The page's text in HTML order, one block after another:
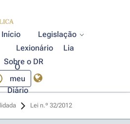
Início
Legislação
Lexionário
Lia
Sobre o DR
O
meu
Diário
Lei n.º 32/2012